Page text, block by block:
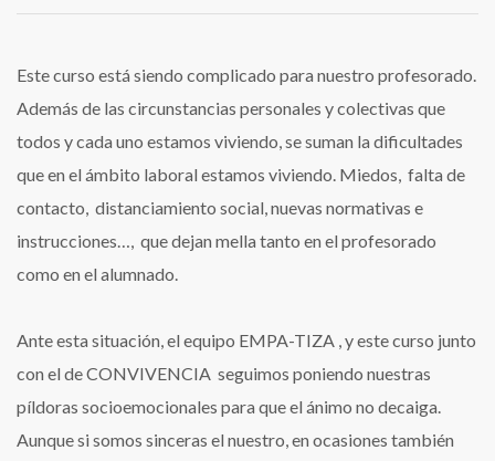
CLAUSTRO
Este curso está siendo complicado para nuestro profesorado.
Además de las circunstancias personales y colectivas que
todos y cada uno estamos viviendo, se suman la dificultades
que en el ámbito laboral estamos viviendo. Miedos, falta de
contacto, distanciamiento social, nuevas normativas e
instrucciones…, que dejan mella tanto en el profesorado
como en el alumnado.
Ante esta situación, el equipo EMPA-TIZA , y este curso junto
con el de CONVIVENCIA seguimos poniendo nuestras
píldoras socioemocionales para que el ánimo no decaiga.
Aunque si somos sinceras el nuestro, en ocasiones también